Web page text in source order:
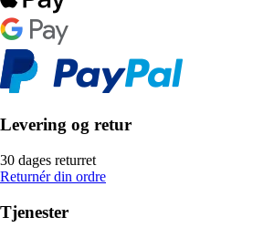
Levering og retur
30 dages returret
Returnér din ordre
Tjenester